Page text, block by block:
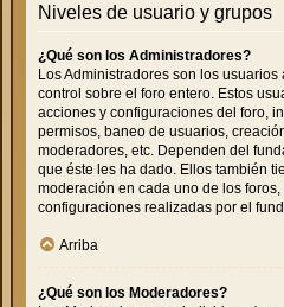
Niveles de usuario y grupos
¿Qué son los Administradores?
Los Administradores son los
control sobre el foro entero. Estos
acciones y configuraciones del foro,
permisos, baneo de usuarios,
moderadores, etc. Dependen del
que éste les ha dado. Ellos también
moderación en cada uno de los
configuraciones realizadas por el
Arriba
¿Qué son los Moderadores?